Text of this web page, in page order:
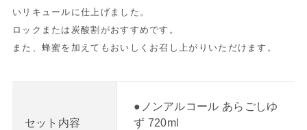
いリキュールに仕上げました。
ロックまたは炭酸割がおすすめです。
また、蜂蜜を加えてもおいしくお召し上がりいただけます。
セット内容
●ノンアルコール あらごしゆ
ず 720ml